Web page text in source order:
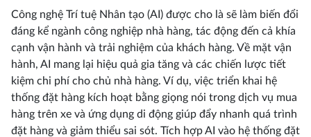
Công nghệ Trí tuệ Nhân tạo (AI) được cho là sẽ làm biến đổi
đáng kể ngành công nghiệp nhà hàng, tác động đến cả khía
cạnh vận hành và trải nghiệm của khách hàng. Về mặt vận
hành, AI mang lại hiệu quả gia tăng và các chiến lược tiết
kiệm chi phí cho chủ nhà hàng. Ví dụ, việc triển khai hệ
thống đặt hàng kích hoạt bằng giọng nói trong dịch vụ mua
hàng trên xe và ứng dụng di động giúp đẩy nhanh quá trình
đặt hàng và giảm thiểu sai sót. Tích hợp AI vào hệ thống đặt